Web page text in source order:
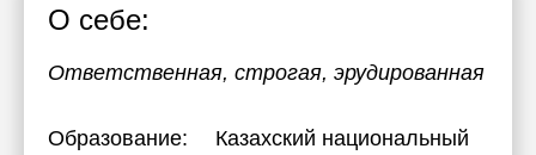
О себе:
Ответственная, строгая, эрудированная
Образование:
Казахский национальный